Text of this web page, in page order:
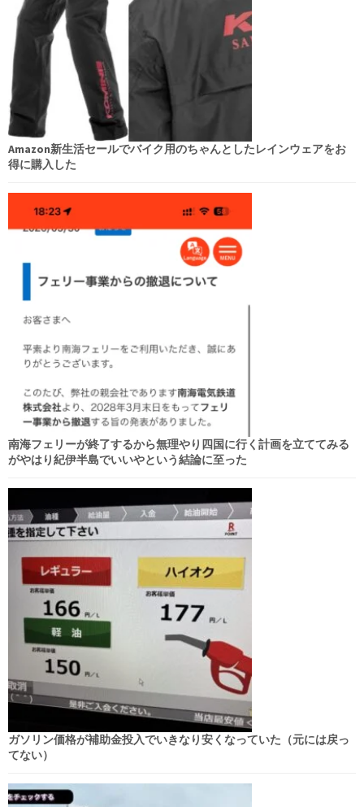
Amazon新生活セールでバイク用のちゃんとしたレインウェアをお
得に購入した
南海フェリーが終了するから無理やり四国に行く計画を立ててみる
がやはり紀伊半島でいいやという結論に至った
ガソリン価格が補助金投入でいきなり安くなっていた（元には戻っ
てない）